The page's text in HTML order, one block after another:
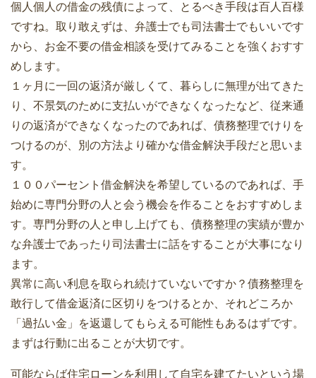
個人個人の借金の残債によって、とるべき手段は百人百様
ですね。取り敢えずは、弁護士でも司法書士でもいいです
から、お金不要の借金相談を受けてみることを強くおすす
めします。
１ヶ月に一回の返済が厳しくて、暮らしに無理が出てきた
り、不景気のために支払いができなくなったなど、従来通
りの返済ができなくなったのであれば、債務整理でけりを
つけるのが、別の方法より確かな借金解決手段だと思いま
す。
１００パーセント借金解決を希望しているのであれば、手
始めに専門分野の人と会う機会を作ることをおすすめしま
す。専門分野の人と申し上げても、債務整理の実績が豊か
な弁護士であったり司法書士に話をすることが大事になり
ます。
異常に高い利息を取られ続けていないですか？債務整理を
敢行して借金返済に区切りをつけるとか、それどころか
「過払い金」を返還してもらえる可能性もあるはずです。
まずは行動に出ることが大切です。
可能ならば住宅ローンを利用して自宅を建てたいという場